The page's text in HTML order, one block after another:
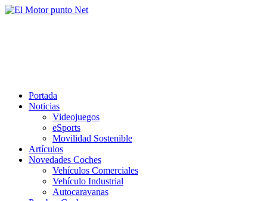
Saltar
Portada
Noticias
Videojuegos
eSports
Movilidad Sostenible
Artículos
Novedades Coches
Vehículos Comerciales
Vehículo Industrial
Autocaravanas